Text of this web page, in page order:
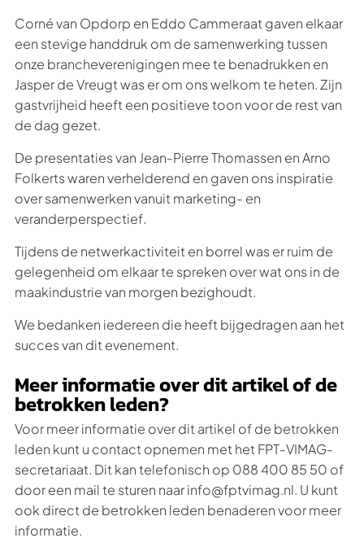
Corné van Opdorp en Eddo Cammeraat gaven elkaar
een stevige handdruk om de samenwerking tussen
onze brancheverenigingen mee te benadrukken en
Jasper de Vreugt was er om ons welkom te heten. Zijn
gastvrijheid heeft een positieve toon voor de rest van
de dag gezet.
De presentaties van Jean-Pierre Thomassen en Arno
Folkerts waren verhelderend en gaven ons inspiratie
over samenwerken vanuit marketing- en
veranderperspectief.
Tijdens de netwerkactiviteit en borrel was er ruim de
gelegenheid om elkaar te spreken over wat ons in de
maakindustrie van morgen bezighoudt.
We bedanken iedereen die heeft bijgedragen aan het
succes van dit evenement.
Meer informatie over dit artikel of de
betrokken leden?
Voor meer informatie over dit artikel of de betrokken
leden kunt u contact opnemen met het FPT-VIMAG-
secretariaat. Dit kan telefonisch op 088 400 85 50 of
door een mail te sturen naar info@fptvimag.nl. U kunt
ook direct de betrokken leden benaderen voor meer
informatie.